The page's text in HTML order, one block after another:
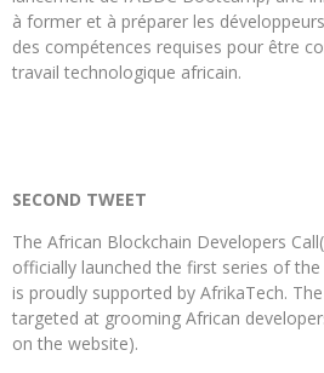
à former et à préparer les
des compétences requises pour être
travail technologique africain.
SECOND TWEET
The African Blockchain Developers
officially launched the first series of
is proudly supported by AfrikaTech.
targeted at grooming African
on the website).